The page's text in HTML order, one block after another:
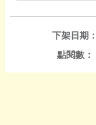
下架日期：
點閱數：